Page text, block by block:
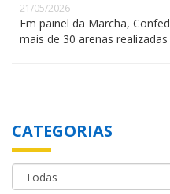
21/05/2026
Em painel da Marcha,
mais de 30 arenas
CATEGORIAS